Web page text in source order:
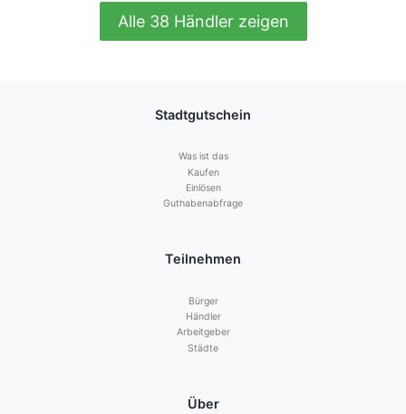
Alle 38 Händler zeigen
Stadtgutschein
Was ist das
Kaufen
Einlösen
Guthabenabfrage
Teilnehmen
Bürger
Händler
Arbeitgeber
Städte
Über